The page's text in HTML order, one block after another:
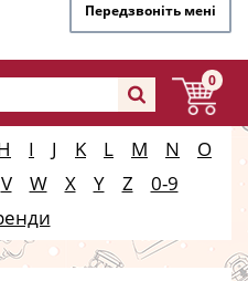
Передзвоніть мені
0
I J K L M N
O
V W X Y Z
0-9